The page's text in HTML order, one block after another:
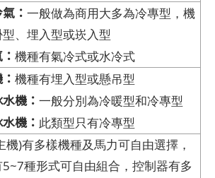
： 一般做為商用大多為冷專型，機
、埋入型或崁入型
機種有氣冷式或水冷式
機種有埋入型或懸吊型
機： 一般分別為冷暖型和冷專型
機： 此類型只有冷專型
機)有多樣機種及馬力可自由選擇，
種形式可自由組合，控制器有多